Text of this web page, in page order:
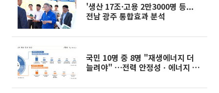
'생산 17조·고용 2만3000명 등...
전남 광주 통합효과 분석
국민 10명 중 8명 "재생에너지 더
늘려야" ⋯전력 안정성ㆍ에너지 안